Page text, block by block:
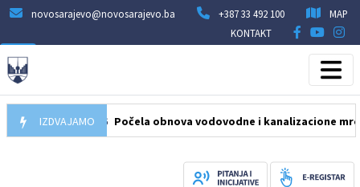
novosarajevo@novosarajevo.ba +387 33 492 100
MAP
KONTAKT
IZDVAJAMO
05.08.2026 Počela obnova vodovodne i kanalizacione mreže u